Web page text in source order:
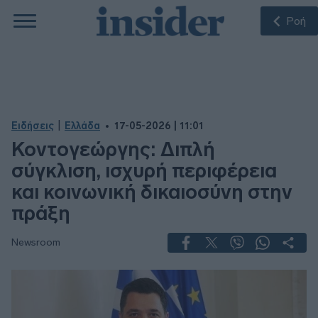
Ροή
Ειδήσεις Ελλάδα 17-05-2026 | 11:01
Κοντογεώργης: Διπλή
σύγκλιση, ισχυρή περιφέρεια
και κοινωνική δικαιοσύνη στην
πράξη
Newsroom